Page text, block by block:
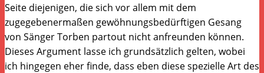
Seite diejenigen, die sich vor allem mit dem
zugegebenermaßen gewöhnungsbedürftigen Gesang
von Sänger Torben partout nicht anfreunden können.
Dieses Argument lasse ich grundsätzlich gelten, wobei
ich hingegen eher finde, dass eben diese spezielle Art des